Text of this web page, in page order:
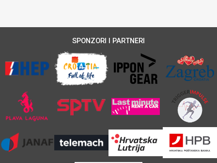
SPONZORI I PARTNERI